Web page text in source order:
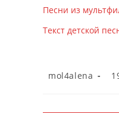
Песни из
Текст детской
Автор
mol4alena